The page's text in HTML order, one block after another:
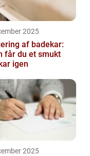
2025
af badekar:
får du et smukt
igen
2025